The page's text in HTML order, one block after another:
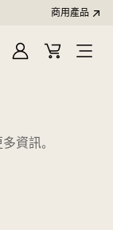
商用產品
登
購
資訊。